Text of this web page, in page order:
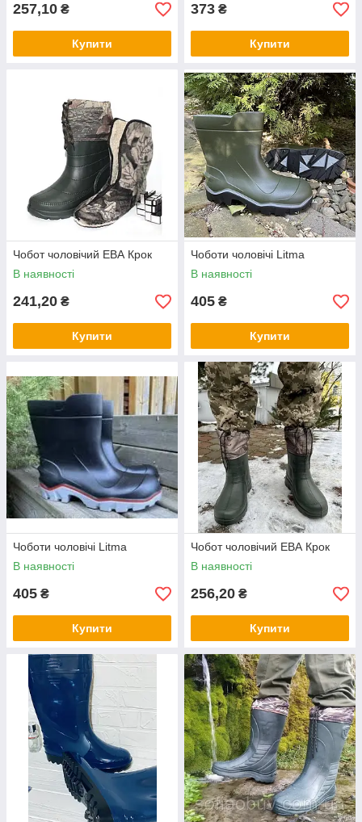
257,10 ₴
Купити
373 ₴
Купити
Чобот чоловічий ЕВА Крок
В наявності
241,20 ₴
Купити
Чоботи чоловічі Litma
В наявності
405 ₴
Купити
Чоботи чоловічі Litma
В наявності
405 ₴
Купити
Чобот чоловічий ЕВА Крок
В наявності
256,20 ₴
Купити